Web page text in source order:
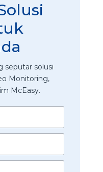
seputar solusi
Monitoring,
McEasy.